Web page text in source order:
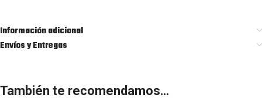
Información adicional
Envíos y Entregas
También te recomendamos…